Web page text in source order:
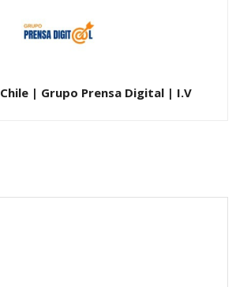
| Grupo Prensa Digital | I.V